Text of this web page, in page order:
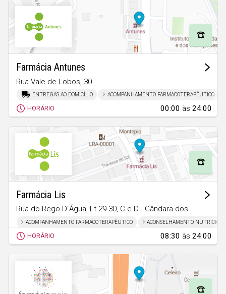
Coimbra
Évora
Faro
Leiria
Lisboa
Portalegre
Porto
Santarém
Setúbal
Vila Real
Viseu
Açores
Farmácia Antunes
Rua Vale de Lobos, 30
Leiria
HORÁRIO 00:00 às24:00
ENTREGAS AO DOMICÍLIO ACOMPANHAMENTO FARMACOTERAPÊUTICO
Farmácia Lis
Rua do Rego D´Água, Lt.29-30, C e D - Gândara dos
Olivais
HORÁRIO 08:30 às24:00
ACOMPANHAMENTO FARMACOTERAPÊUTICO ACONSELHAMENTO